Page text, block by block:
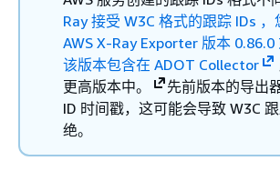
Ray 接受 W3C 格式的跟踪 IDs
AWS X-Ray Exporter 版本 0.86.0
该版本包含在 ADOT Collector
更高版本中。
先前版本的导出
ID 时间戳，这可能会导致 W3C
绝。